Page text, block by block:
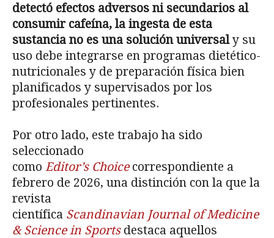
detectó efectos adversos ni secundarios al
consumir cafeína, la ingesta de esta
sustancia no es una solución universaly su
uso debe integrarse en programas dietético-
nutricionales y de preparación física bien
planificados y supervisados por los
profesionales pertinentes.
Por otro lado, este trabajo ha sido
seleccionado
como Editor’s Choicecorrespondiente a
febrero de 2026, una distinción con la que la
revista
científica Scandinavian Journal of Medicine
& Science in Sportsdestaca aquellos